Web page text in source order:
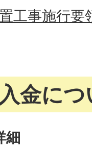
工事施行
金につ
細